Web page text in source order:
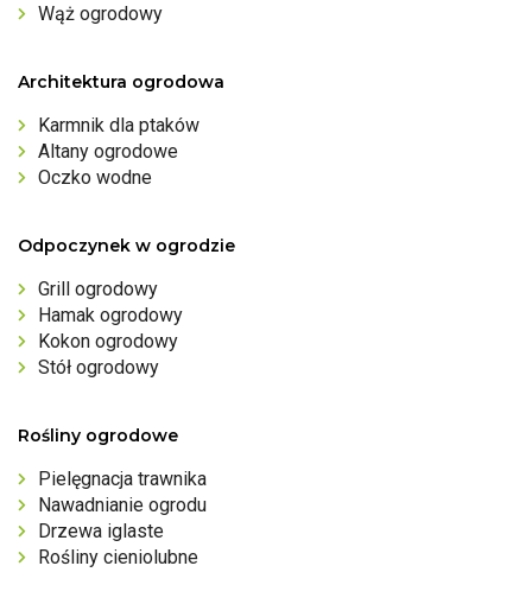
Wąż ogrodowy
Architektura ogrodowa
Karmnik dla ptaków
Altany ogrodowe
Oczko wodne
Odpoczynek w ogrodzie
Grill ogrodowy
Hamak ogrodowy
Kokon ogrodowy
Stół ogrodowy
Rośliny ogrodowe
Pielęgnacja trawnika
Nawadnianie ogrodu
Drzewa iglaste
Rośliny cieniolubne